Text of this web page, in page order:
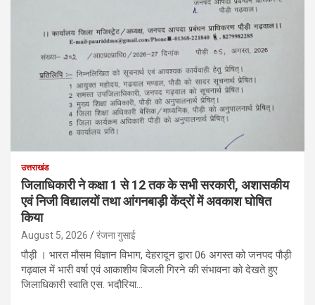
उत्तराखंड
जिलाधिकारी ने कक्षा 1 से 12 तक के सभी सरकारी, अशासकीय
एवं निजी विद्यालयों तथा आंगनबाड़ी केंद्रों में अवकाश घोषित
किया
August 5, 2026 रंजना गुसाई
पौड़ी । भारत मौसम विज्ञान विभाग, देहरादून द्वारा 06 अगस्त को जनपद पौड़ी
गढ़वाल में भारी वर्षा एवं आकाशीय बिजली गिरने की संभावना को देखते हुए
जिलाधिकारी स्वाति एस. भदौरिया…